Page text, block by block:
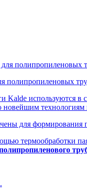
полипропиленовых
используются в
технологиям
для формирования
термообработки